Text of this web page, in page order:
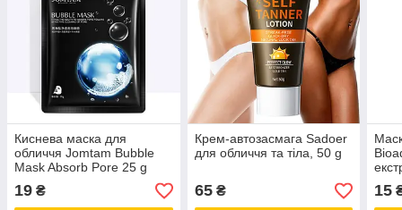
Киснева маска для
обличчя Jomtam Bubble
Mask Absorb Pore 25 g
19 ₴
Крем-автозасмага Sadoer
для обличчя та тіла, 50 g
65₴ 15